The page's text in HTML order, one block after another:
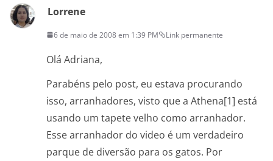
Lorrene
6 de maio de 2008 em 1:39 PM Link permanente
Olá Adriana,
Parabéns pelo post, eu estava procurando
isso, arranhadores, visto que a Athena[1] está
usando um tapete velho como arranhador.
Esse arranhador do video é um verdadeiro
parque de diversão para os gatos. Por